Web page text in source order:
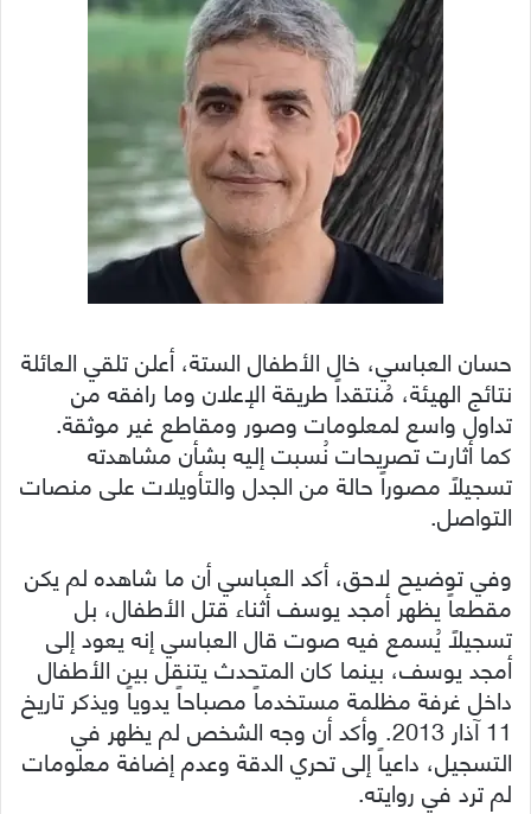
حسان العباسي، خال الأطفال الستة، أعلن تلقي العائلة
نتائج الهيئة، مُنتقداً طريقة الإعلان وما رافقه من
تداول واسع لمعلومات وصور ومقاطع غير موثقة.
كما أثارت تصريحات نُسبت إليه بشأن مشاهدته
تسجيلاً مصوراً حالة من الجدل والتأويلات على منصات
التواصل.
وفي توضيح لاحق، أكد العباسي أن ما شاهده لم يكن
مقطعاً يظهر أمجد يوسف أثناء قتل الأطفال، بل
تسجيلاً يُسمع فيه صوت قال العباسي إنه يعود إلى
أمجد يوسف، بينما كان المتحدث يتنقل بين الأطفال
داخل غرفة مظلمة مستخدماً مصباحاً يدوياً ويذكر تاريخ
11 آذار 2013. وأكد أن وجه الشخص لم يظهر في
التسجيل، داعياً إلى تحري الدقة وعدم إضافة معلومات
لم ترد في روايته.